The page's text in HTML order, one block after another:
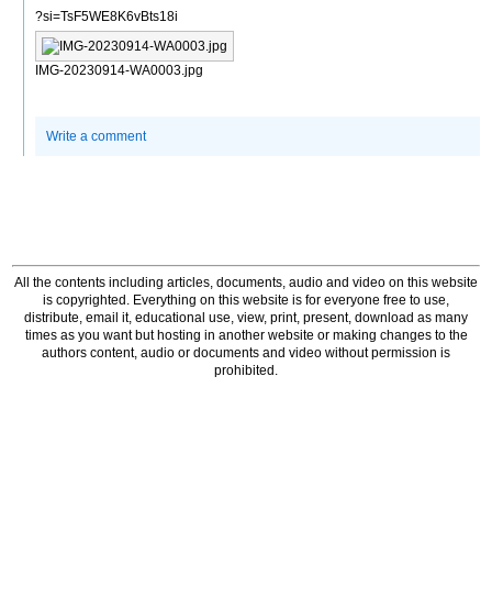
?si=TsF5WE8K6vBts18i
IMG-20230914-WA0003.jpg
Write a comment
All the contents including articles, documents, audio and video on this website
is copyrighted. Everything on this website is for everyone free to use,
distribute, email it, educational use, view, print, present, download as many
times as you want but hosting in another website or making changes to the
authors content, audio or documents and video without permission is
prohibited.